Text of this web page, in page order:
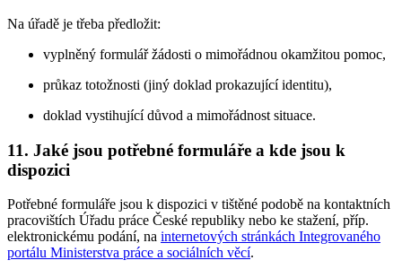
Na úřadě je třeba předložit:
vyplněný formulář žádosti o mimořádnou okamžitou pomoc,
průkaz totožnosti (jiný doklad prokazující identitu),
doklad vystihující důvod a mimořádnost situace.
11. Jaké jsou potřebné formuláře a kde jsou k
dispozici
Potřebné formuláře jsou k dispozici v tištěné podobě na kontaktních
pracovištích Úřadu práce České republiky nebo ke stažení, příp.
elektronickému podání, na internetových stránkách Integrovaného
portálu Ministerstva práce a sociálních věcí.